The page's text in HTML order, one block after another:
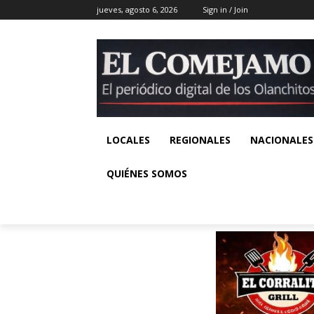
jueves, agosto 6, 2026 Sign in / Join
LOCALES REGIONALES NACIONALES
QUIÉNES SOMOS